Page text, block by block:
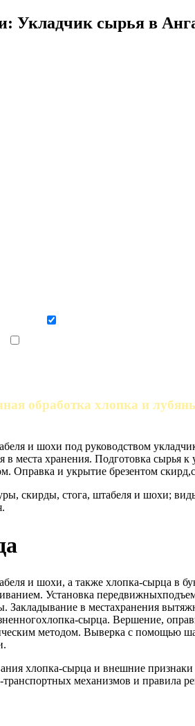
Укладчик сырья в
обработка хлопка и
и шохи под руководством
места хранения. Подготовка сырья
и укрытие брезентом
скирды, стога, штабеля и шохи;
и шохи, а также хлопка-сырца в
Установка
Закладывание в местахранения
сырца. Вершение,
методом. Выверка с помощью
хлопка-сырца и внешние
механизмов и правила